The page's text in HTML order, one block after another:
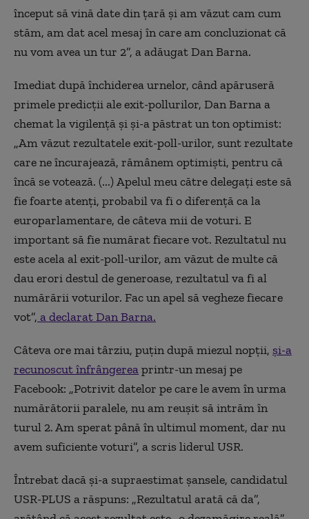
început să vină date din țară și am văzut cam cum
stăm, am dat acel mesaj în care am concluzionat că
nu vom avea un tur 2”, a adăugat Dan Barna.
Imediat după închiderea urnelor, când apăruseră
primele predicții ale exit-pollurilor, Dan Barna a
chemat la vigilență și și-a păstrat un ton optimist:
„Am văzut rezultatele exit-poll-urilor, sunt rezultate
care ne încurajează, rămânem optimiști, pentru că
încă se votează. (...) Apelul meu către delegați este să
fie foarte atenți, probabil va fi o diferență ca la
europarlamentare, de câteva mii de voturi. E
important să fie numărat fiecare vot. Rezultatul nu
este acela al exit-poll-urilor, am văzut de multe că
dau erori destul de generoase, rezultatul va fi al
numărării voturilor. Fac un apel săvegheze fiecare
vot”, a declarat Dan Barna.
Câteva ore mai târziu, puțin după miezul nopții, și-a
recunoscut înfrângereaprintr-un mesaj pe
Facebook: „Potrivit datelor pe care le avem în urma
numărătorii paralele, nu am reușit să intrăm în
turul 2. Am sperat până în ultimul moment, dar nu
avem suficiente voturi”, a scris liderul USR.
Întrebat dacă şi-a supraestimat şansele, candidatul
USR-PLUS a răspuns: „Rezultatul arată că da”,